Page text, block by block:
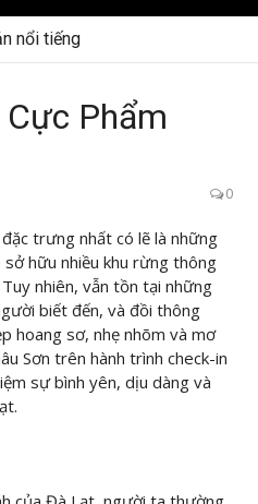
nổi tiếng
Phẩm
0
trưng nhất có lẽ là những
hữu nhiều khu rừng thông
nhiên, vẫn tồn tại những
biết đến, và đồi thông
hoang sơ, nhẹ nhõm và mơ
Sơn trên hành trình check-in
sự bình yên, dịu dàng và